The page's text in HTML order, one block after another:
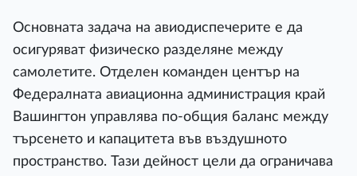
Основната задача на авиодиспечерите е да
осигуряват физическо разделяне между
самолетите. Отделен команден център на
Федералната авиационна администрация край
Вашингтон управлява по-общия баланс между
търсенето и капацитета във въздушното
пространство. Тази дейност цели да ограничава